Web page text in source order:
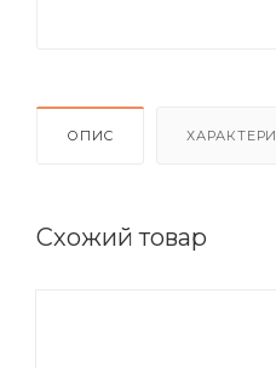
ОПИС
Схожий товар